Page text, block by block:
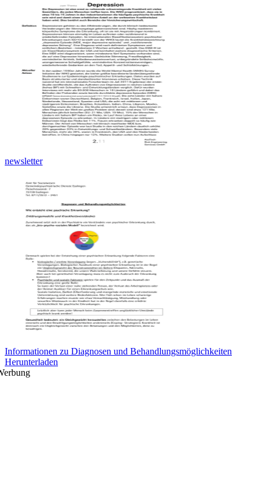
newsletter
Informationen zu Diagnosen und Behandlungsmöglichkeiten
Herunterladen